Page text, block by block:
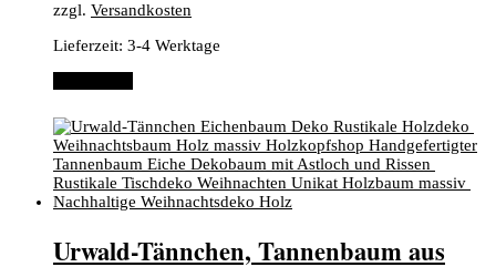
zzgl. Versandkosten
Lieferzeit: 3-4 Werktage
​Urwald-Tännchen, ​Tannenbaum aus